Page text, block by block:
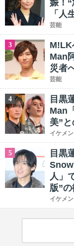
娠！
「人
芸能
3
M!LK
Man
災者
芸能
4
目黒
Man
美”
イケメン
5
目黒
人」
版”
イケメン